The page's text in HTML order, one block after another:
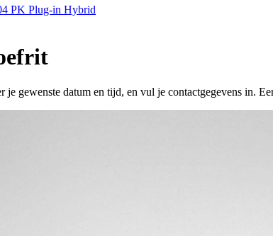
PK Plug-in Hybrid
gewenste datum en tijd, en vul je contactgegevens in.